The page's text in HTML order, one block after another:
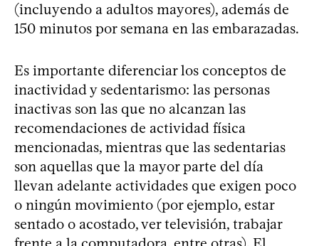
(incluyendo a adultos mayores), además de
150 minutos por semana en las embarazadas.
Es importante diferenciar los conceptos de
inactividad y sedentarismo: las personas
inactivas son las que no alcanzan las
recomendaciones de actividad física
mencionadas, mientras que las sedentarias
son aquellas que la mayor parte del día
llevan adelante actividades que exigen poco
o ningún movimiento (por ejemplo, estar
sentado o acostado, ver televisión, trabajar